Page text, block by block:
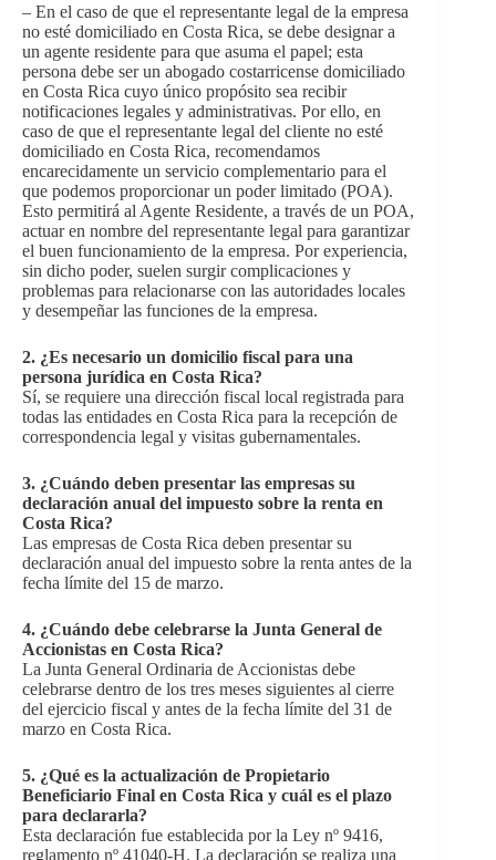
– En el caso de que el representante legal de la empresa
no esté domiciliado en Costa Rica, se debe designar a
un agente residente para que asuma el papel; esta
persona debe ser un abogado costarricense domiciliado
en Costa Rica cuyo único propósito sea recibir
notificaciones legales y administrativas. Por ello, en
caso de que el representante legal del cliente no esté
domiciliado en Costa Rica, recomendamos
encarecidamente un servicio complementario para el
que podemos proporcionar un poder limitado (POA).
Esto permitirá al Agente Residente, a través de un POA,
actuar en nombre del representante legal para garantizar
el buen funcionamiento de la empresa. Por experiencia,
sin dicho poder, suelen surgir complicaciones y
problemas para relacionarse con las autoridades locales
y desempeñar las funciones de la empresa.
2. ¿Es necesario un domicilio fiscal para una
persona jurídica en Costa Rica?
Sí, se requiere una dirección fiscal local registrada para
todas las entidades en Costa Rica para la recepción de
correspondencia legal y visitas gubernamentales.
3. ¿Cuándo deben presentar las empresas su
declaración anual del impuesto sobre la renta en
Costa Rica?
Las empresas de Costa Rica deben presentar su
declaración anual del impuesto sobre la renta antes de la
fecha límite del 15 de marzo.
4. ¿Cuándo debe celebrarse la Junta General de
Accionistas en Costa Rica?
La Junta General Ordinaria de Accionistas debe
celebrarse dentro de los tres meses siguientes al cierre
del ejercicio fiscal y antes de la fecha límite del 31 de
marzo en Costa Rica.
5. ¿Qué es la actualización de Propietario
Beneficiario Final en Costa Rica y cuál es el plazo
para declararla?
Esta declaración fue establecida por la Ley nº 9416,
reglamento nº 41040-H. La declaración se realiza una